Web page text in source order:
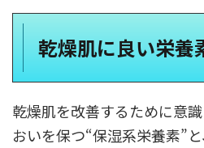
乾燥肌に良い栄養
乾燥肌を改善するために意
おいを保つ“保湿系栄養素”